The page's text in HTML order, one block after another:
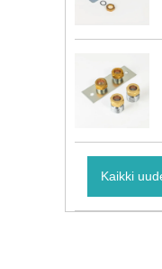
Kaikki